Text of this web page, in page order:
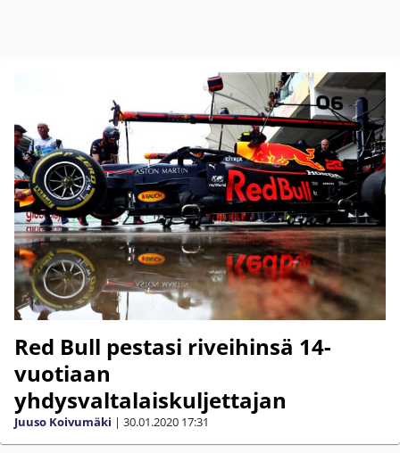
Red Bull pestasi riveihinsä 14-
vuotiaan
yhdysvaltalaiskuljettajan
Juuso Koivumäki | 30.01.2020 17:31